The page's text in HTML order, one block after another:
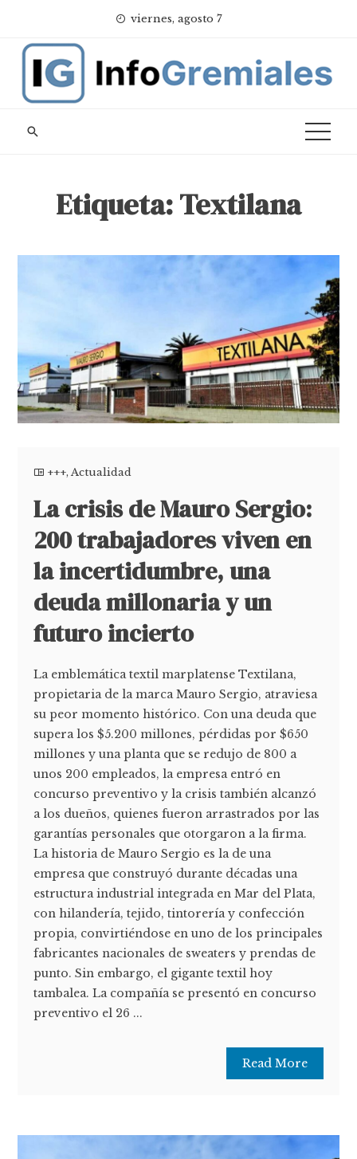
content
viernes, agosto 7
Etiqueta:Textilana
+++,Actualidad
La crisis de Mauro Sergio:
200 trabajadores viven en
la incertidumbre, una
deuda millonaria y un
futuro incierto
La emblemática textil marplatense Textilana,
propietaria de la marca Mauro Sergio, atraviesa
su peor momento histórico. Con una deuda que
supera los $5.200 millones, pérdidas por $650
millones y una planta que se redujo de 800 a
unos 200 empleados, la empresa entró en
concurso preventivo y la crisis también alcanzó
a los dueños, quienes fueron arrastrados por las
garantías personales que otorgaron a la firma.
La historia de Mauro Sergio es la de una
empresa que construyó durante décadas una
estructura industrial integrada en Mar del Plata,
con hilandería, tejido, tintorería y confección
propia, convirtiéndose en uno de los principales
fabricantes nacionales de sweaters y prendas de
punto. Sin embargo, el gigante textil hoy
tambalea. La compañía se presentó en concurso
preventivo el 26 ...
Read More